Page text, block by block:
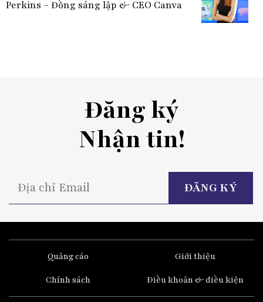
Perkins – Đồng sáng lập & CEO Canva
Đăng ký
Nhận tin!
Quảng cáo Giới thiệu
Chính sách Điều khoản & điều kiện